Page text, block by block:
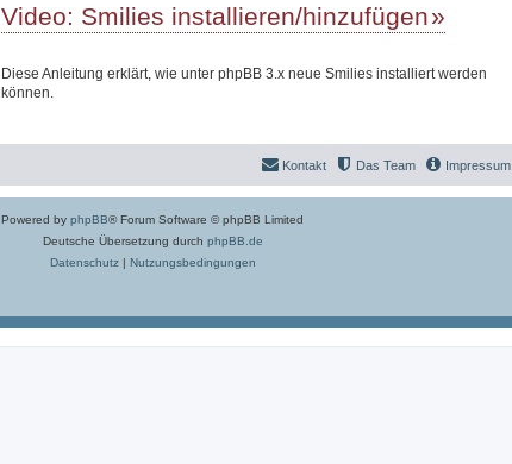
Video: Smilies installieren/hinzufügen
Diese Anleitung erklärt, wie unter phpBB 3.x neue Smilies installiert werden
können.
Impressum
Das Team
Kontakt
Powered by phpBB® Forum Software © phpBB Limited
Deutsche Übersetzung durch phpBB.de
Datenschutz| Nutzungsbedingungen